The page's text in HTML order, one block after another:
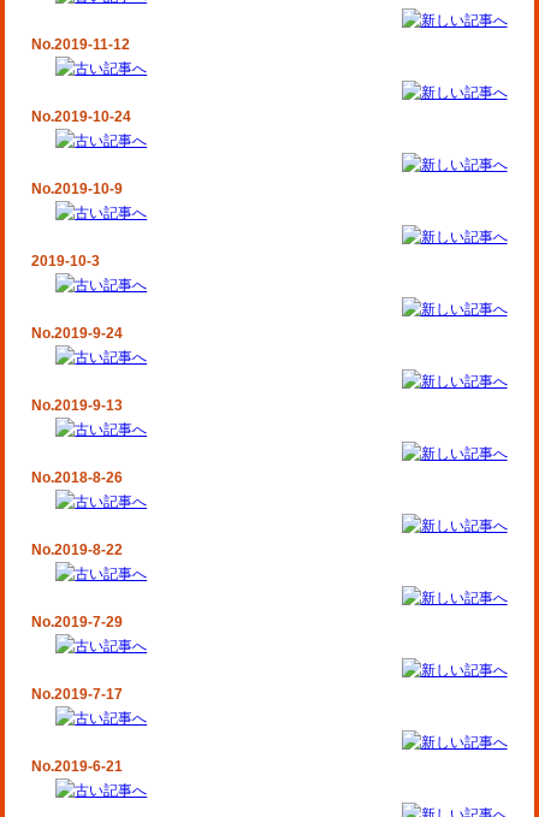
No.2019-11-12
No.2019-10-24
No.2019-10-9
2019-10-3
No.2019-9-24
No.2019-9-13
No.2018-8-26
No.2019-8-22
No.2019-7-29
No.2019-7-17
No.2019-6-21